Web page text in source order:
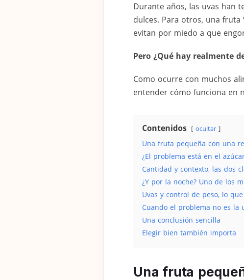
Durante años, las uvas han
dulces. Para otros, una fruta
evitan por miedo a que
Pero ¿Qué hay realmente
Como ocurre con muchos
entender cómo funciona en
Contenidos ocultar
Una fruta pequeña con una
¿El problema está en el
Cantidad y contexto, las dos
¿Y por la noche? Uno de los
Uvas y control de peso, lo
Cuando el problema no es la
Una conclusión sencilla
Elegir bien también importa
Una fruta